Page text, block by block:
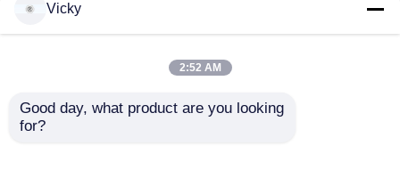
Berita
VR
Mesin Rewinding Roll
Vicky
2:52 AM
Good day, what product are you looking
for?